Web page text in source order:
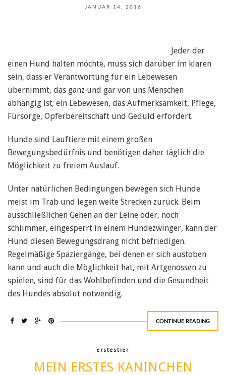
JANUAR 14, 2016
Jeder der
einen Hund halten möchte, muss sich darüber im klaren
sein, dass er Verantwortung für ein Lebewesen
übernimmt, das ganz und gar von uns Menschen
abhängig ist; ein Lebewesen, das Aufmerksamkeit, Pflege,
Fürsorge, Opferbereitschaft und Geduld erfordert.
Hunde sind Lauftiere mit einem großen
Bewegungsbedürfnis und benötigen daher täglich die
Möglichkeit zu freiem Auslauf.
Unter natürlichen Bedingungen bewegen sich Hunde
meist im Trab und legen weite Strecken zurück. Beim
ausschließlichen Gehen an der Leine oder, noch
schlimmer, eingesperrt in einem Hundezwinger, kann der
Hund diesen Bewegungsdrang nicht befriedigen.
Regelmäßige Spaziergänge, bei denen er sich austoben
kann und auch die Möglichkeit hat, mit Artgenossen zu
spielen, sind für das Wohlbefinden und die Gesundheit
des Hundes absolut notwendig.
CONTINUE READING
erstestier
MEIN ERSTES KANINCHEN